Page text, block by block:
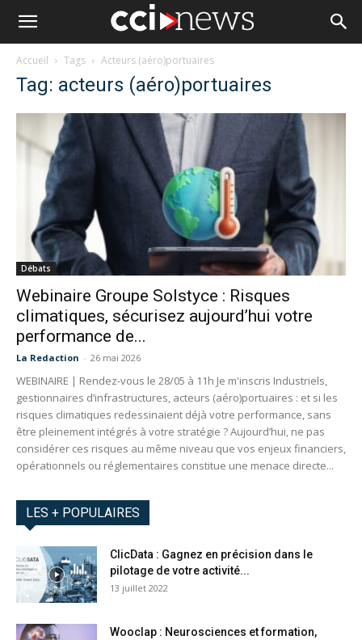
Accueil Tags Acteurs (aéro)portuaires
Tag: acteurs (aéro)portuaires
Débats
Webinaire Groupe Solstyce : Risques
climatiques, sécurisez aujourd’hui votre
performance de...
La Redaction - 26 mai 2026
WEBINAIRE | Rendez-vous le 28/05 à 11h Je m'inscris Industriels,
gestionnaires d’infrastructures, acteurs (aéro)portuaires : et si les
risques climatiques redessinaient déjà votre performance, sans
être pleinement intégrés à votre stratégie ? Aujourd’hui, ne pas
considérer ces risques au même niveau que vos enjeux financiers,
opérationnels ou réglementaires constitue une menace directe...
LES + POPULAIRES
ClicData : Gagnez en précision dans le
pilotage de votre activité...
13 juillet 2022
Wooclap : Neurosciences et formation,